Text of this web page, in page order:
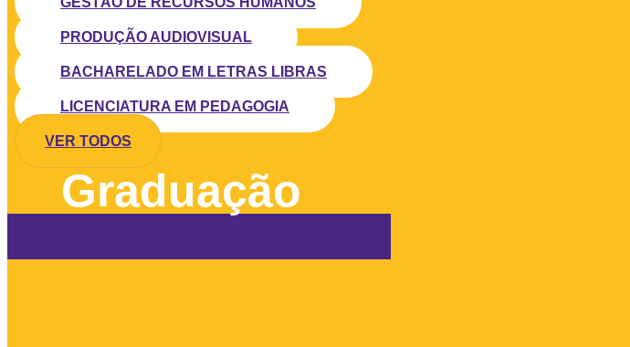
PRODUÇÃO AUDIOVISUAL
BACHARELADO EM LETRAS LIBRAS
LICENCIATURA EM PEDAGOGIA
VER TODOS
Graduação